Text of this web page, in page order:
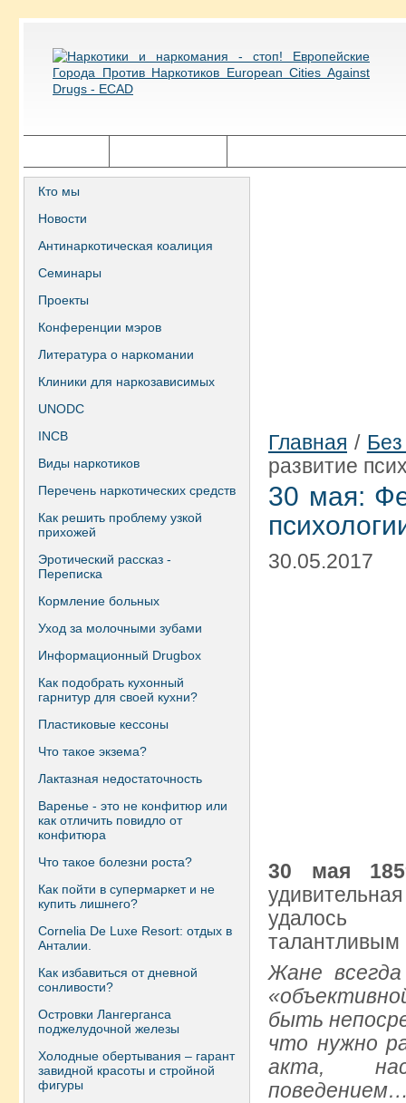
Кто мы
Новости
Антинаркотическая коалиция
Семинары
Проекты
Конференции мэров
Литература о наркомании
Клиники для наркозависимых
UNODC
INCB
Виды наркотиков
Перечень наркотических средств
Как решить проблему узкой
прихожей
Эротический рассказ -
Переписка
Кормление больных
Уход за молочными зубами
Информационный Drugbox
Как подобрать кухонный
гарнитур для своей кухни?
Пластиковые кессоны
Что такое экзема?
Лактазная недостаточность
Варенье - это не конфитюр или
как отличить повидло от
конфитюра
Что такое болезни роста?
Как пойти в супермаркет и не
купить лишнего?
Сornelia De Luxe Resort: отдых в
Анталии.
Как избавиться от дневной
сонливости?
Островки Лангерганса
поджелудочной железы
Холодные обертывания – гарант
завидной красоты и стройной
фигуры
Главная /
развитие
30 мая:
30.05.2017
30 мая
талантливым
Жане
быть
что нужно
акта,